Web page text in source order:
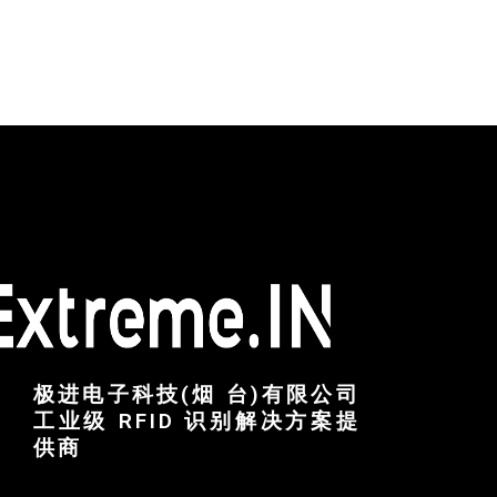
极进电子科技(烟 台)有限公司
工业级 RFID 识别解决方案提
供商